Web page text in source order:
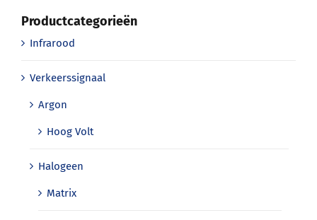
Productcategorieën
Infrarood
Verkeerssignaal
Argon
Hoog Volt
Halogeen
Matrix